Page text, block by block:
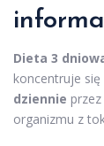
Dieta 3
koncentruje
dziennie
organizmu z